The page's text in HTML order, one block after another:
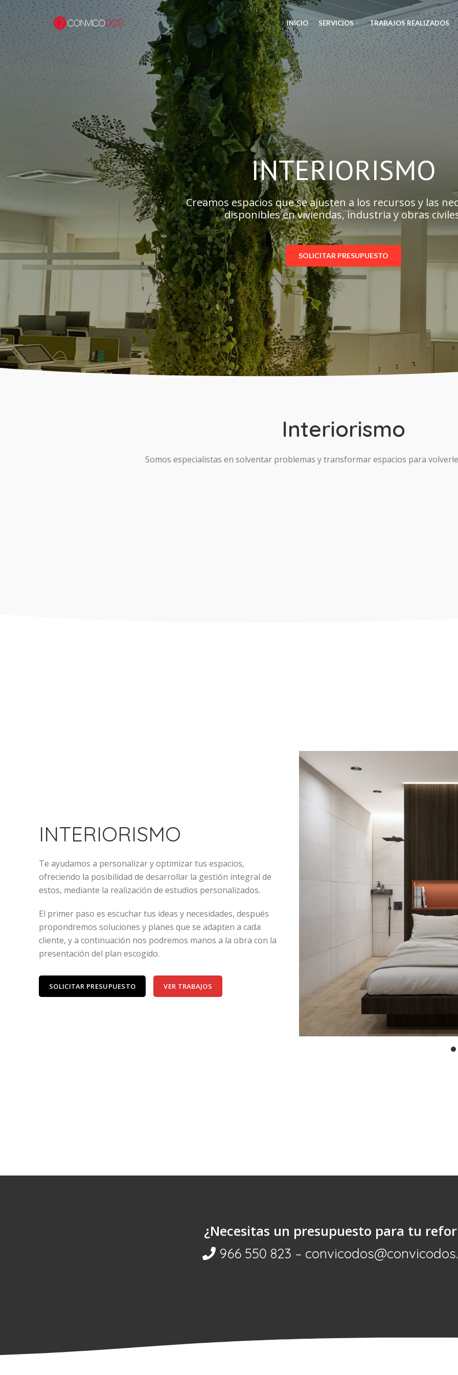
INICIO SERVICIOS TRABAJOS REALIZADOS
INTERIORISMO
Creamos espacios que se ajusten a los recursos y las
disponibles en viviendas, industria y obras
SOLICITAR PRESUPUESTO
Interiorismo
Somos especialistas en solventar problemas y transformar espacios para
INTERIORISMO
Te ayudamos a personalizar y optimizar tus espacios,
ofreciendo la posibilidad de desarrollar la gestión integral de
estos, mediante la realización de estudios personalizados.
El primer paso es escuchar tus ideas y necesidades, después
propondremos soluciones y planes que se adapten a cada
cliente, y a continuación nos podremos manos a la obra con la
presentación del plan escogido.
SOLICITAR PRESUPUESTO VER TRABAJOS
¿Necesitas un presupuesto para tu
966 550 823 –